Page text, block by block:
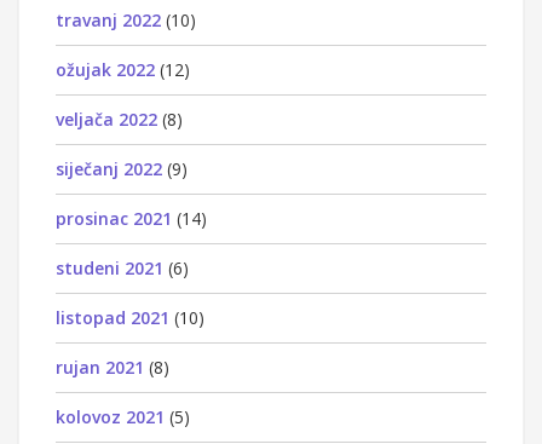
travanj 2022 (10)
ožujak 2022 (12)
veljača 2022 (8)
siječanj 2022 (9)
prosinac 2021 (14)
studeni 2021 (6)
listopad 2021 (10)
rujan 2021 (8)
kolovoz 2021 (5)